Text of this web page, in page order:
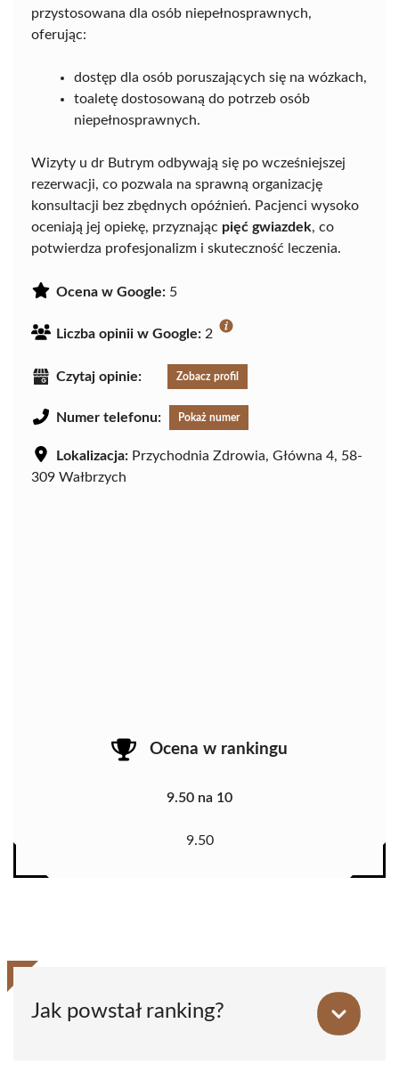
przystosowana dla osób niepełnosprawnych,
oferując:
dostęp dla osób poruszających się na wózkach,
toaletę dostosowaną do potrzeb osób
niepełnosprawnych.
Wizyty u dr Butrym odbywają się po wcześniejszej
rezerwacji, co pozwala na sprawną organizację
konsultacji bez zbędnych opóźnień. Pacjenci wysoko
oceniają jej opiekę, przyznając pięć gwiazdek, co
potwierdza profesjonalizm i skuteczność leczenia.
Ocena w Google: 5
Liczba opinii w Google: 2
Czytaj opinie: Zobacz profil
Numer telefonu: Pokaż numer
Lokalizacja: Przychodnia Zdrowia, Główna 4, 58-
309 Wałbrzych
Ocena w rankingu
9.50 na 10
9.50
Jak powstał ranking?